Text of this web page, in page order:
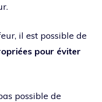
il est possible de
pour éviter
possible de